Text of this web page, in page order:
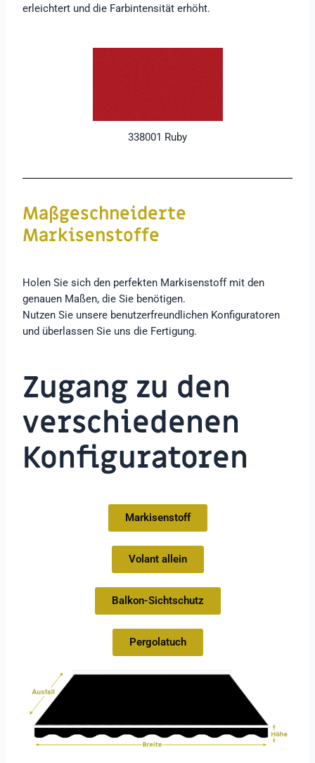
erleichtert und die Farbintensität erhöht.
338001 Ruby
Maßgeschneiderte
Markisenstoffe
Holen Sie sich den perfekten Markisenstoff mit den
genauen Maßen, die Sie benötigen.
Nutzen Sie unsere benutzerfreundlichen Konfiguratoren
und überlassen Sie uns die Fertigung.
Zugang zu den
verschiedenen
Konfiguratoren
Markisenstoff
Volant allein
Balkon-Sichtschutz
Pergolatuch